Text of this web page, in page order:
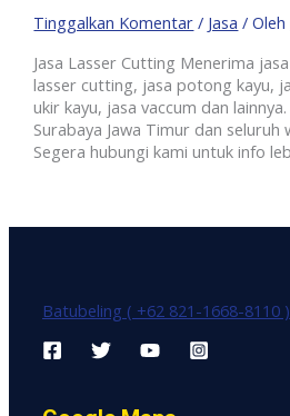
Tinggalkan Komentar / Jasa / Oleh
Jasa Lasser Cutting Menerima
lasser cutting, jasa potong kayu,
ukir kayu, jasa vaccum dan
Surabaya Jawa Timur dan seluruh
Segera hubungi kami untuk info
Batubeling ( +62 821-1668-8110 )